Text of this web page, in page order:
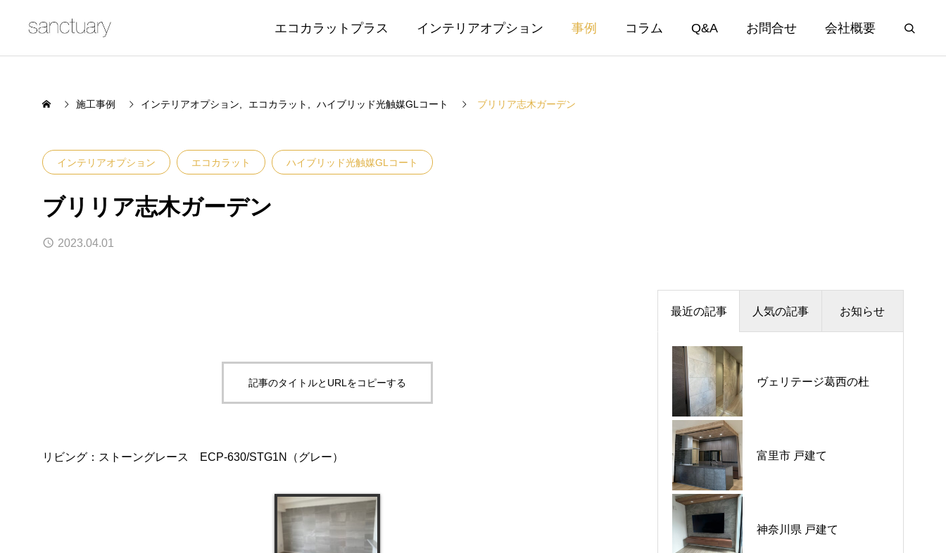
エコカラットプラス インテリアオプション 事例 コラム Q&A お問合せ 会社概要
施工事例 インテリアオプション エコカラット ハイブリッド光触媒GLコート ブリリア志木ガーデン
インテリアオプション エコカラット ハイブリッド光触媒GLコート
ブリリア志木ガーデン
2023.04.01
記事のタイトルとURLをコピーする
リビング：ストーングレース ECP-630/STG1N（グレー）
最近の記事 人気の記事 お知らせ
ヴェリテージ葛西の杜
富里市 戸建て
神奈川県 戸建て
プラウドシティ所沢
テラス
ウエリス八千代村上
夏季休暇のお知らせ
価格改定のお知らせ
平日ナイト相談会開催🌙
GW営業のご案内